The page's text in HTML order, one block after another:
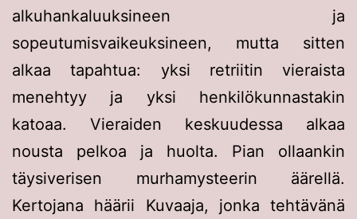
alkuhankaluuksineen ja
sopeutumisvaikeuksineen, mutta sitten
alkaa tapahtua: yksi retriitin vieraista
menehtyy ja yksi henkilökunnastakin
katoaa. Vieraiden keskuudessa alkaa
nousta pelkoa ja huolta. Pian ollaankin
täysiverisen murhamysteerin äärellä.
Kertojana häärii Kuvaaja, jonka tehtävänä